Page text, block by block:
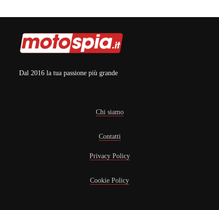
Dal 2016 la tua passione più grande
Chi siamo
Contatti
Privacy Policy
Cookie Policy